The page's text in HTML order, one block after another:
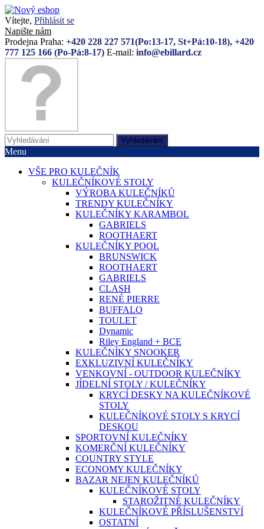
Vítejte, Přihlásit se
Napište nám
Prodejna Praha: +420 228 227 571(Po:13-17, St+Pá:10-18), +420
777 125 166 (Po-Pá:8-17) E-mail: info@ebillard.cz
Vyhledávání
Menu
VŠE PRO KULEČNÍK
KULEČNÍKOVÉ STOLY
VÝROBA KULEČNÍKŮ
TRENDY KULEČNÍKY
KULEČNÍKY KARAMBOL
GABRIELS
ROOTHAERT
KULEČNÍKY POOL
BRUNSWICK
ROOTHAERT
GABRIELS
CLASH
RENÉ PIERRE
BUFFALO
TOULET
Dynamic
Riley England + BCE
KULEČNÍKY SNOOKER
EXKLUZIVNÍ KULEČNÍKY
VENKOVNÍ - OUTDOOR KULEČNÍKY
JÍDELNÍ STOLY / KULEČNÍKY
KRYCÍ DESKY NA KULEČNÍKOVÉ
STOLY
KULEČNÍKOVÉ STOLY S KRYCÍ
DESKOU
SPORTOVNÍ KULEČNÍKY
KOMERČNÍ KULEČNÍKY
COUNTRY STYLE
ECONOMY KULEČNÍKY
BAZAR NEJEN KULEČNÍKŮ
KULEČNÍKOVÉ STOLY
STAROŽITNÉ KULEČNÍKY
KULEČNÍKOVÉ PŘÍSLUŠENSTVÍ
OSTATNÍ